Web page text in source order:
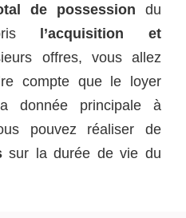
de possession du
l’acquisition et
offres, vous allez
compte que le loyer
donnée principale à
pouvez réaliser de
sur la durée de vie du